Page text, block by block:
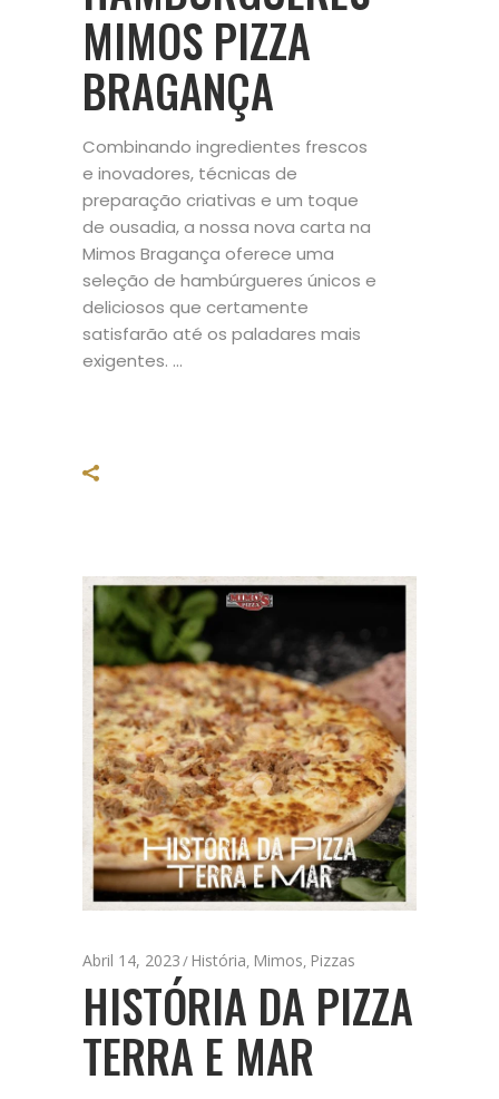
MIMOS PIZZA
BRAGANÇA
Combinando ingredientes frescos
e inovadores, técnicas de
preparação criativas e um toque
de ousadia, a nossa nova carta na
Mimos Bragança oferece uma
seleção de hambúrgueres únicos e
deliciosos que certamente
satisfarão até os paladares mais
exigentes.
Abril 14, 2023 História, Mimos, Pizzas
HISTÓRIA DA PIZZA
TERRA E MAR